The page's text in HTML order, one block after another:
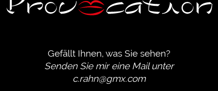
Gefällt Ihnen, was Sie sehen?
Senden Sie mir eine Mail unter
c.rahn@gmx.com